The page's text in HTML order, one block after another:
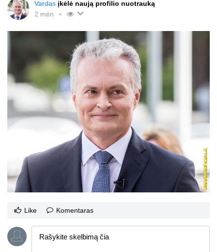
Vardas įkėlė naują profilio nuotrauką
2 mėn
Like Komentaras